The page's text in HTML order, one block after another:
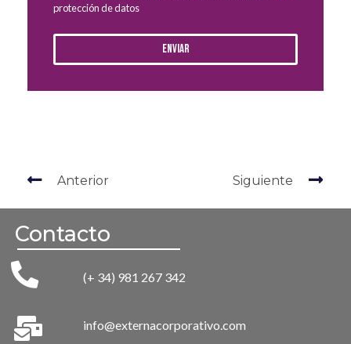
protección de datos
Enviar
Anterior Siguiente
Contacto
(+ 34) 981 267 342
info@externacorporativo.com